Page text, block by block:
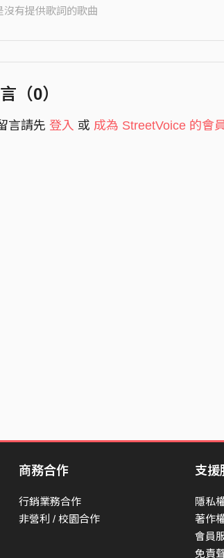
沒有提供歌詞的歌曲
（0）
言請先 登入 或 成為 StreetVoice 的會
商務合作
行銷業務合作
非營利 / 校園合作
支援
隱私
著作
會員
免責